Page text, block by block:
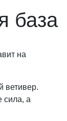
база
на
ветивер.
сила, а